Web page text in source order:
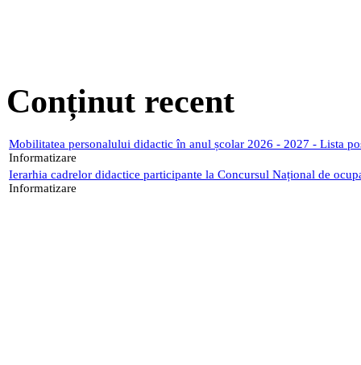
Conținut recent
Mobilitatea personalului didactic în anul școlar 2026 - 2027 - Lista
Informatizare
Ierarhia cadrelor didactice participante la Concursul Național de
Informatizare